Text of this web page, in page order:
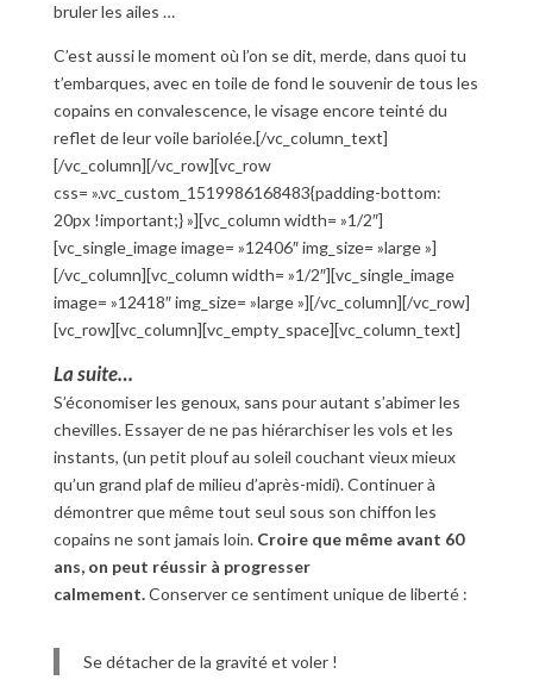
bruler les ailes …
C’est aussi le moment où l’on se dit, merde, dans quoi tu
t’embarques, avec en toile de fond le souvenir de tous les
copains en convalescence, le visage encore teinté du
reflet de leur voile bariolée.[/vc_column_text]
[/vc_column][/vc_row][vc_row
css= ».vc_custom_1519986168483{padding-bottom:
20px !important;} »][vc_column width= »1/2″]
[vc_single_image image= »12406″ img_size= »large »]
[/vc_column][vc_column width= »1/2″][vc_single_image
image= »12418″ img_size= »large »][/vc_column][/vc_row]
[vc_row][vc_column][vc_empty_space][vc_column_text]
La suite…
S’économiser les genoux, sans pour autant s’abimer les
chevilles. Essayer de ne pas hiérarchiser les vols et les
instants, (un petit plouf au soleil couchant vieux mieux
qu’un grand plaf de milieu d’après-midi). Continuer à
démontrer que même tout seul sous son chiffon les
copains ne sont jamais loin. Croire que même avant 60
ans, on peut réussir à progresser
calmement.Conserver ce sentiment unique de liberté :
Se détacher de la gravité et voler !